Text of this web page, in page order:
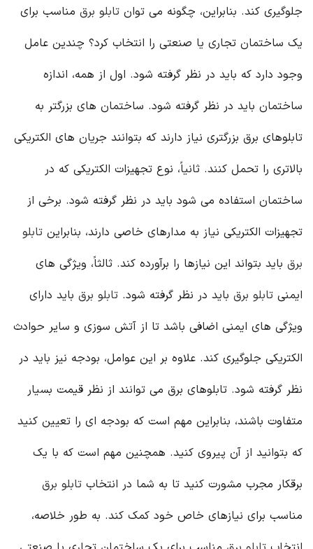
جلوگیری کند. بنابراین، چگونه می توان تابلو برق مناسب برای
یک ساختمان تجاری یا صنعتی را انتخاب کرد؟ چندین عامل
وجود دارد که باید در نظر گرفته شود. اول از همه، اندازه
ساختمان باید در نظر گرفته شود. ساختمان های بزرگتر به
تابلوهای برق بزرگتری نیاز دارند که بتوانند جریان های الکتریکی
بالاتری را تحمل کنند. ثانیاً، نوع تجهیزات الکتریکی که در
ساختمان استفاده می شود باید در نظر گرفته شود. برخی از
تجهیزات الکتریکی نیاز به مدارهای خاصی دارند، بنابراین تابلو
برق باید بتواند این نیازها را برآورده کند. ثالثاً، ویژگی های
ایمنی تابلو برق باید در نظر گرفته شود. تابلو برق باید دارای
ویژگی های ایمنی اضافی باشد تا از آتش سوزی و سایر حوادث
الکتریکی جلوگیری کند. علاوه بر این عوامل، بودجه نیز باید در
نظر گرفته شود. تابلوهای برق می توانند از نظر قیمت بسیار
متفاوت باشند، بنابراین مهم است که بودجه ای را تعیین کنید
که بتوانید از آن پیروی کنید. همچنین مهم است که با یک
برقکار مجرب مشورت کنید تا به شما در انتخاب تابلو برق
مناسب برای نیازهای خاص خود کمک کند. به طور خلاصه،